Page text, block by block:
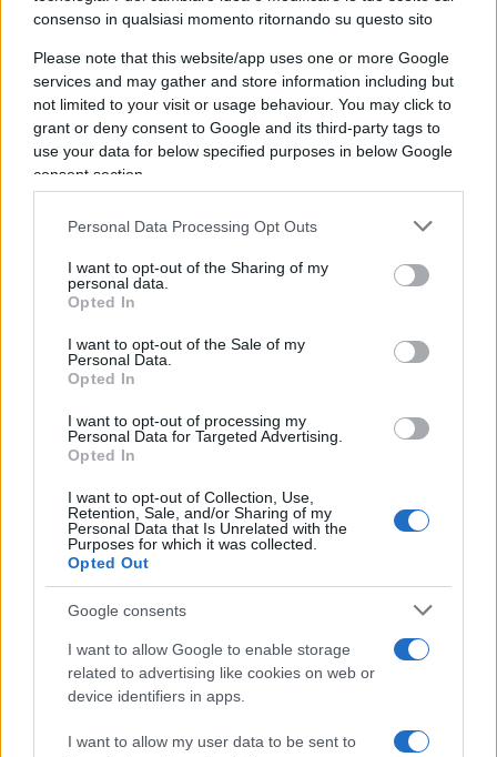
consenso in qualsiasi momento ritornando su questo sito
Please note that this website/app uses one or more Google
services and may gather and store information including but
not limited to your visit or usage behaviour. You may click to
grant or deny consent to Google and its third-party tags to
use your data for below specified purposes in below Google
consent section.
Personal Data Processing Opt Outs
I want to opt-out of the Sharing of my
personal data.
Opted In
I want to opt-out of the Sale of my
Personal Data.
Opted In
I want to opt-out of processing my
Personal Data for Targeted Advertising.
Opted In
I want to opt-out of Collection, Use,
Retention, Sale, and/or Sharing of my
Personal Data that Is Unrelated with the
Purposes for which it was collected.
Opted Out
Google consents
I want to allow Google to enable storage
related to advertising like cookies on web or
device identifiers in apps.
I want to allow my user data to be sent to
contagio, secondo il noto detto mal comune
mezzo gaudio, ma così ci si dimentica di una
peculiarità tutta lombarda, per non dire ancora
tutta italiana, cioè l’elevatissima percentuale dei
decessi, di poco inferiore a quella dei ricoverati in
rianimazione. Per quanto qualche virologo
quantità dei tamponi effettuati, la cosa non
convince, perché nulla ci fa ritenere che in Cina
siano stati relativamente pochi; ma, soprattutto
gran lunga inferiori. Solo un giorno fa ho sentito
una virologa fare un accenno – affogandolo però
in un mare di se e di ma – circa la possibilità che il
virus lombardo sia particolarmente virulento, sì
difficile.
Lo si dovrebbe dire solo se altamente probabile.
Ma certo l’interrogativo per quanto sommerso,
si allarga lo sguardo comparativo all’intera
Europa, che, almeno per ora, non lo tacita affatto,
per sera. Non me ne intendo, ma penso che